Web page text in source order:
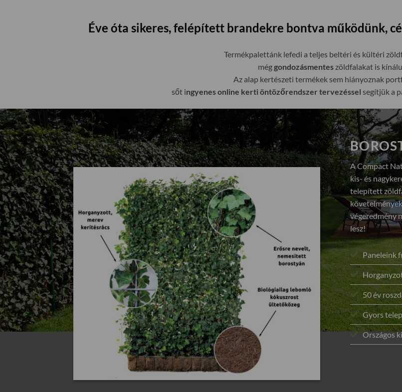
Éve óta sikeres, felépített brandekre bontva működünk,
Termékpalettánk lefedi a teljes beltéri és kültéri
méggondozásmentes zöldfalakat is
Az alap kertészeti termékek sem hiányoznak
sőt ingyenes online kerti öntözőrendszer tervezéssel segítjük a
A Compact
kis- és
telepített
végeredmény
lesz!
Paneleink
50 év
Gyors
Országos